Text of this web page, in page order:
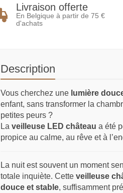
Livraison offerte
En Belgique à partir de 75 €
d'achats
Description
Vous cherchez une lumière
enfant, sans transformer la
petites peurs ?
La veilleuse LED château a été
propice au calme, au rêve et à
La nuit est souvent un moment
totale inquiète. Cette veilleuse
douce et stable, suffisamment